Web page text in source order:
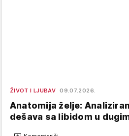
ŽIVOT I LJUBAV 09.07.2026.
Anatomija želje:
dešava sa libidom u